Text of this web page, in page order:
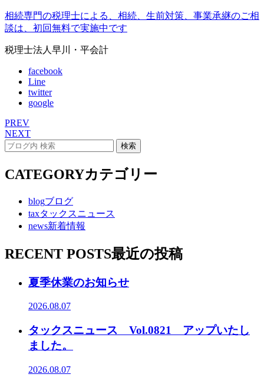
相続専門の税理士による、相続、生前対策、事業承継のご相
談は、初回無料で実施中です
税理士法人早川・平会計
facebook
Line
twitter
google
PREV
NEXT
CATEGORYカテゴリー
blogブログ
taxタックスニュース
news新着情報
RECENT POSTS最近の投稿
夏季休業のお知らせ
2026.08.07
タックスニュース Vol.0821 アップいたし
ました。
2026.08.07